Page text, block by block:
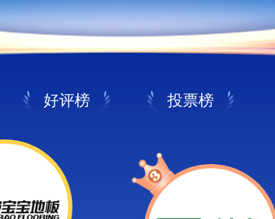
好评榜 投票榜